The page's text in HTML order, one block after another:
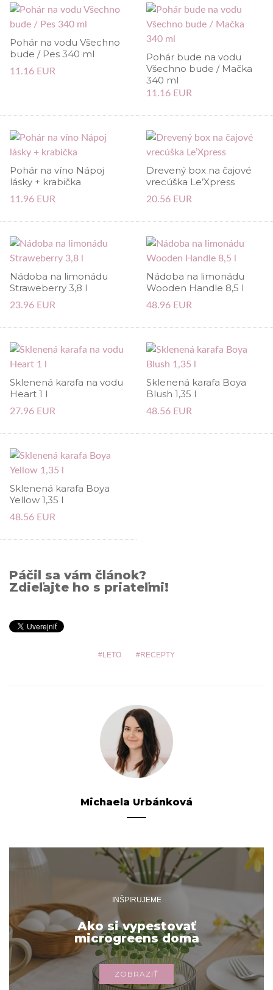
Pohár na vodu Všechno
bude / Pes 340 ml
11.16 EUR
Pohár bude na vodu
Všechno bude / Mačka
340 ml
11.16 EUR
Pohár na víno Nápoj
lásky + krabička
11.96 EUR
Drevený box na čajové
vrecúška Le’Xpress
20.56 EUR
Nádoba na limonádu
Straweberry 3,8 l
23.96 EUR
Nádoba na limonádu
Wooden Handle 8,5 l
48.96 EUR
Sklenená karafa na vodu
Heart 1 l
27.96 EUR
Sklenená karafa Boya
Blush 1,35 l
48.56 EUR
Sklenená karafa Boya
Yellow 1,35 l
48.56 EUR
Páčil sa vám článok?
Zdieľajte ho s priateľmi!
LETO RECEPTY
Michaela Urbánková
INŠPIRUJEME
Ako si vypestovať
microgreens doma
ZOBRAZIŤ